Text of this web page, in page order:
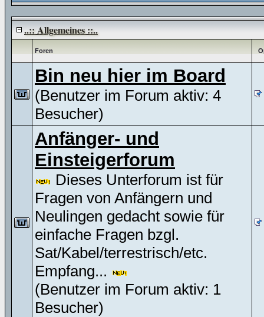
..:: Allgemeines ::..
Foren
Bin neu hier im Board
(Benutzer im Forum aktiv: 4
Besucher)
Anfänger- und
Einsteigerforum
Dieses Unterforum ist für
Fragen von Anfängern und
Neulingen gedacht sowie für
einfache Fragen bzgl.
Sat/Kabel/terrestrisch/etc.
Empfang...
(Benutzer im Forum aktiv: 1
Besucher)